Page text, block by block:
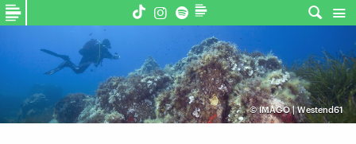
©IMAGO | Westend61